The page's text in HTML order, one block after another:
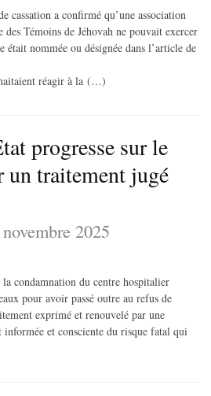
cassation a confirmé qu’une association
Témoins de Jéhovah ne pouvait exercer
était nommée ou désignée dans l’article de
réagir à la (…)
progresse sur le
un traitement jugé
2025
condamnation du centre hospitalier
pour avoir passé outre au refus de
exprimé et renouvelé par une
informée et consciente du risque fatal qui